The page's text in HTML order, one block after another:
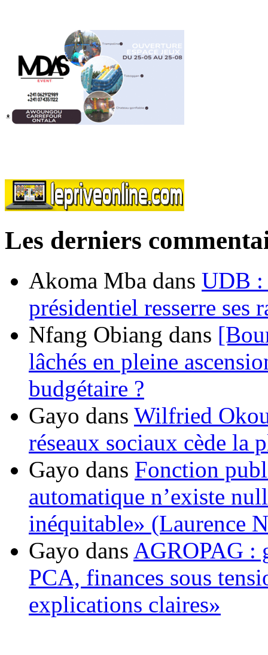
Les derniers
Akoma Mba dans UDB :
présidentiel resserre ses
Nfang Obiang dans
lâchés en pleine
budgétaire ?
Gayo dans Wilfried
réseaux sociaux cède la
Gayo dans Fonction
automatique n’existe
inéquitable» (Laurence
Gayo dans AGROPAG :
PCA, finances sous
explications claires»